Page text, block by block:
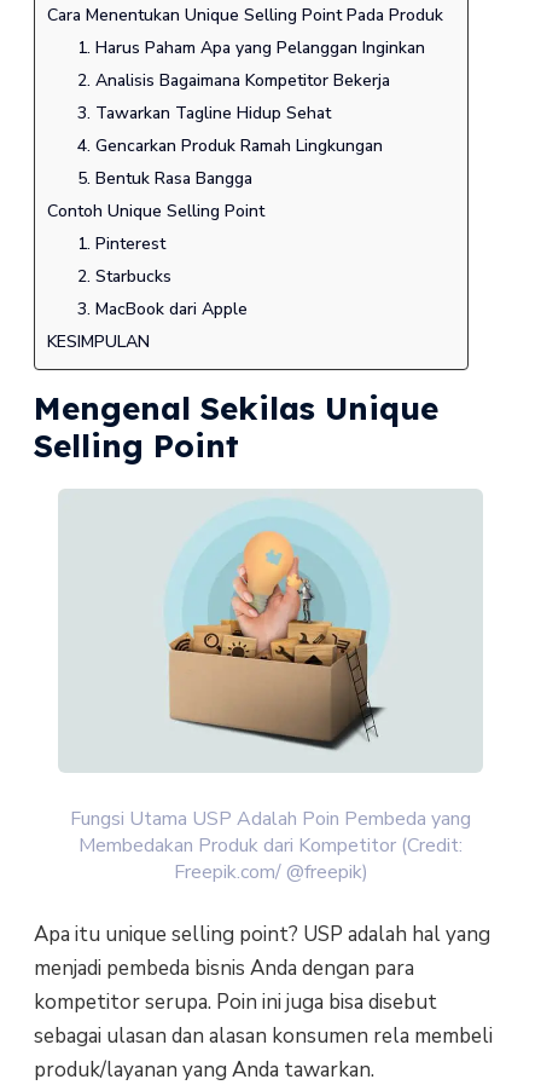
Cara Menentukan Unique Selling Point Pada Produk
1. Harus Paham Apa yang Pelanggan Inginkan
2. Analisis Bagaimana Kompetitor Bekerja
3. Tawarkan Tagline Hidup Sehat
4. Gencarkan Produk Ramah Lingkungan
5. Bentuk Rasa Bangga
Contoh Unique Selling Point
1. Pinterest
2. Starbucks
3. MacBook dari Apple
KESIMPULAN
Mengenal Sekilas Unique
Selling Point
Fungsi Utama USP Adalah Poin Pembeda yang
Membedakan Produk dari Kompetitor (Credit:
Freepik.com/ @freepik)
Apa itu unique selling point? USP adalah hal yang
menjadi pembeda bisnis Anda dengan para
kompetitor serupa. Poin ini juga bisa disebut
sebagai ulasan dan alasan konsumen rela membeli
produk/layanan yang Anda tawarkan.